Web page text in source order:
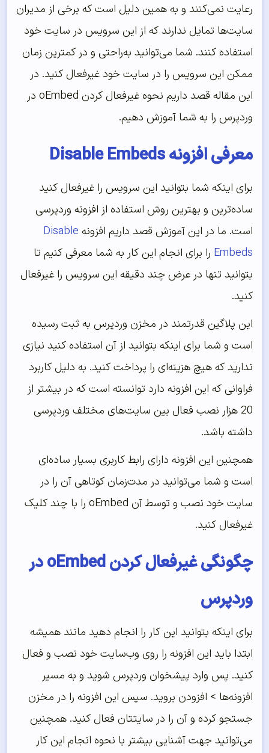
رعایت نمی‌کنند و به همین دلیل است که برخی از مدیران
سایت‌ها تمایل ندارند که از این سرویس در سایت خود
استفاده کنند. شما می‌توانید به‌راحتی و در کمترین زمان
ممکن این سرویس را در سایت خود غیرفعال کنید. در
این مقاله قصد داریم نحوه غیرفعال کردن oEmbed در
وردپرس را به شما آموزش دهیم.
معرفی افزونه Disable Embeds
برای اینکه شما بتوانید این سرویس را غیرفعال کنید
ساده‌ترین و بهترین روش استفاده از افزونه وردپرسی
است. ما در این آموزش قصد داریم افزونه Disable
Embeds را برای انجام این کار به شما معرفی کنیم تا
بتوانید تنها در عرض چند دقیقه این سرویس را غیرفعال
کنید.
این پلاگین قدرتمند در مخزن وردپرس به ثبت رسیده
است و شما برای اینکه بتوانید از آن استفاده کنید نیازی
ندارید که هیچ هزینه‌ای را پرداخت کنید. به دلیل کاربرد
فراوانی که این افزونه دارد توانسته است که در بیشتر از
20 هزار نصب فعال بین سایت‌های مختلف وردپرسی
داشته باشد.
همچنین این افزونه دارای رابط کاربری بسیار ساده‌ای
است و شما می‌توانید در مدت‌زمان کوتاهی آن را در
سایت خود نصب و توسط آن oEmbed را با چند کلیک
غیرفعال کنید.
چگونگی غیرفعال کردن oEmbed در
وردپرس
برای اینکه بتوانید این کار را انجام دهید مانند همیشه
ابتدا باید این افزونه را روی وب‌سایت خود نصب و فعال
کنید. پس وارد پیشخوان وردپرس شوید و به مسیر
افزونه‌ها > افزودن بروید. سپس این افزونه را در مخزن
جستجو کرده و آن را در سایتتان فعال کنید. همچنین
می‌توانید جهت آشنایی بیشتر با نحوه انجام این کار